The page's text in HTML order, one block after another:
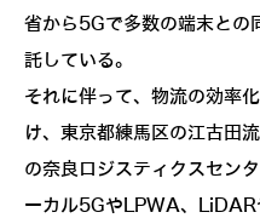
省から5Gで多数の端末と
託している。
それに伴って、物流の効率
け、東京都練馬区の江古田
の奈良ロジスティクスセン
ーカル5GやLPWA、LiDAR